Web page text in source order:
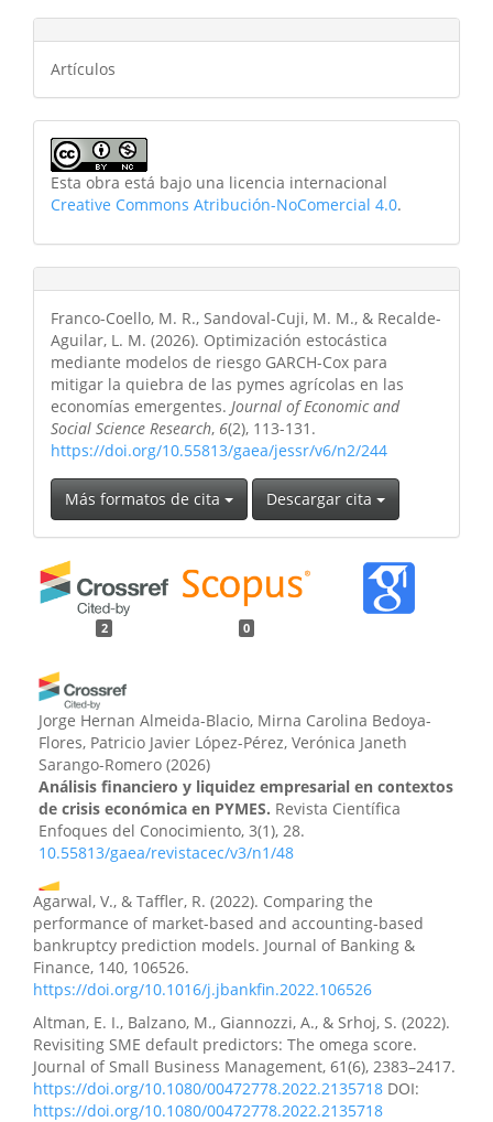
Artículos
Esta obra está bajo una licencia internacional
Creative Commons Atribución-NoComercial 4.0.
Franco-Coello, M. R., Sandoval-Cuji, M. M., & Recalde-
Aguilar, L. M. (2026). Optimización estocástica
mediante modelos de riesgo GARCH-Cox para
mitigar la quiebra de las pymes agrícolas en las
economías emergentes. Journal of Economic and
Social Science Research, 6(2), 113-131.
https://doi.org/10.55813/gaea/jessr/v6/n2/244
Más formatos de cita Descargar cita
2 0
Jorge Hernan Almeida-Blacio, Mirna Carolina Bedoya-
Flores, Patricio Javier López-Pérez, Verónica Janeth
Sarango-Romero (2026)
Análisis financiero y liquidez empresarial en contextos
de crisis económica en PYMES. Revista Científica
Enfoques del Conocimiento, 3(1), 28.
10.55813/gaea/revistacec/v3/n1/48
Génesis Daniela Torres-Galves, Mariela Stephany
Gruezo-Realpe, Luis Gonzalo Borja-Almeida (2024)
Impacto del big data en la toma de decisiones
estratégicas empresariales. Revista Científica Enfoques
del Conocimiento, 1(3), 42.
10.55813/gaea/revistacec/v1/n3/19
Agarwal, V., & Taffler, R. (2022). Comparing the
performance of market-based and accounting-based
bankruptcy prediction models. Journal of Banking &
Finance, 140, 106526.
https://doi.org/10.1016/j.jbankfin.2022.106526
Altman, E. I., Balzano, M., Giannozzi, A., & Srhoj, S. (2022).
Revisiting SME default predictors: The omega score.
Journal of Small Business Management, 61(6), 2383–2417.
https://doi.org/10.1080/00472778.2022.2135718 DOI:
https://doi.org/10.1080/00472778.2022.2135718